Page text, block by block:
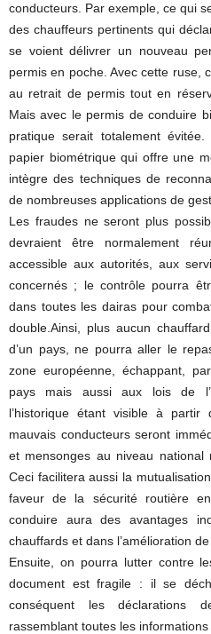
conducteurs. Par exemple, ce qui
des chauffeurs pertinents qui
se voient délivrer un nouveau
permis en poche. Avec cette ruse,
au retrait de permis tout en
Mais avec le permis de conduire
pratique serait totalement évitée.
papier biométrique qui offre une
intègre des techniques de
de nombreuses applications de
Les fraudes ne seront plus
devraient être normalement
accessible aux autorités, aux
concernés ; le contrôle pourra
dans toutes les dairas pour
double.Ainsi, plus aucun
d’un pays, ne pourra aller le
zone européenne, échappant,
pays mais aussi aux lois de
l’historique étant visible à
mauvais conducteurs seront
et mensonges au niveau national
Ceci facilitera aussi la
faveur de la sécurité routière
conduire aura des avantages
chauffards et dans l’amélioration
Ensuite, on pourra lutter contre
document est fragile : il se
conséquent les déclarations
rassemblant toutes les